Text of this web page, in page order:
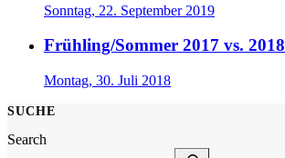
Sonntag, 22. September 2019
Frühling/Sommer 2017 vs. 2018
Montag, 30. Juli 2018
SUCHE
Search